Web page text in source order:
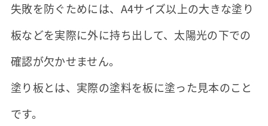
失敗を防ぐためには、A4サイズ以上の大きな塗り
板などを実際に外に持ち出して、太陽光の下での
確認が欠かせません。
塗り板とは、実際の塗料を板に塗った見本のこと
です。